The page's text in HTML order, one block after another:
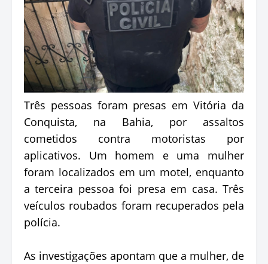
Três pessoas foram presas em Vitória da
Conquista, na Bahia, por assaltos
cometidos contra motoristas por
aplicativos. Um homem e uma mulher
foram localizados em um motel, enquanto
a terceira pessoa foi presa em casa. Três
veículos roubados foram recuperados pela
polícia.
As investigações apontam que a mulher, de